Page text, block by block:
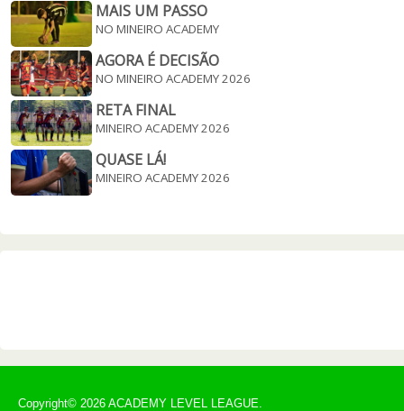
MAIS UM PASSO
NO MINEIRO ACADEMY
AGORA É DECISÃO
NO MINEIRO ACADEMY 2026
RETA FINAL
MINEIRO ACADEMY 2026
QUASE LÁ!
MINEIRO ACADEMY 2026
Copyright© 2026 ACADEMY LEVEL LEAGUE.